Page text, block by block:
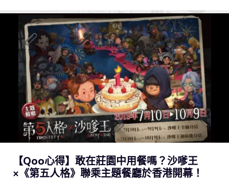
【Qoo心得】敢在莊園中用餐嗎？沙嗲王
×《第五人格》聯乘主題餐廳於香港開幕！